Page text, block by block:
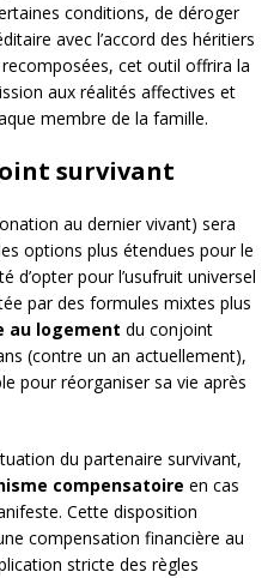
conditions, de déroger
avec l’accord des héritiers
cet outil offrira la
aux réalités affectives et
membre de la famille.
survivant
au dernier vivant) sera
options plus étendues pour le
d’opter pour l’usufruit universel
par des formules mixtes plus
au logement du conjoint
(contre un an actuellement),
pour réorganiser sa vie après
du partenaire survivant,
compensatoire en cas
Cette disposition
compensation financière au
stricte des règles